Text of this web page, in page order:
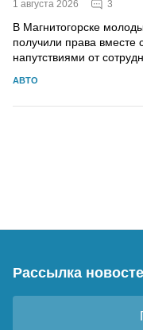
1 августа 2026 3
В Магнитогорске
получили права вместе
напутствиями от
АВТО
Рассылка